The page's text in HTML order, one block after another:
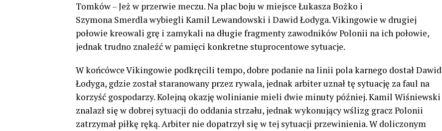
Tomków – Jeż w przerwie meczu. Na plac boju w miejsce Łukasza Bożko i
Szymona Smerdla wybiegli Kamil Lewandowski i Dawid Łodyga. Vikingowie w drugiej
połowie kreowali grę i zamykali na długie fragmenty zawodników Polonii na ich połowie,
jednak trudno znaleźć w pamięci konkretne stuprocentowe sytuacje.
W końcówce Vikingowie podkręcili tempo, dobre podanie na linii pola karnego dostał Dawid
Łodyga, gdzie został staranowany przez rywala, jednak arbiter uznał tę sytuację za faul na
korzyść gospodarzy. Kolejną okazję wolinianie mieli dwie minuty później. Kamil Wiśniewski
znalazł się w dobrej sytuacji do oddania strzału, jednak wykonujący wślizg gracz Polonii
zatrzymał piłkę ręką. Arbiter nie dopatrzył się w tej sytuacji przewinienia. W doliczonym